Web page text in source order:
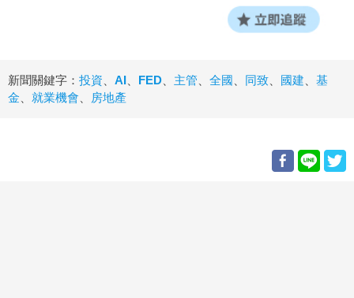
新聞關鍵字： 投資、 AI、 FED、 主管、 全國、 同致、 國建、 基
金、 就業機會、 房地產